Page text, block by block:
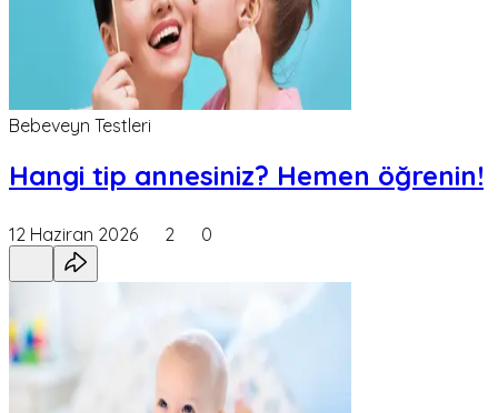
Bebeveyn Testleri
Hangi tip annesiniz? Hemen öğrenin!
12 Haziran 2026 2 0